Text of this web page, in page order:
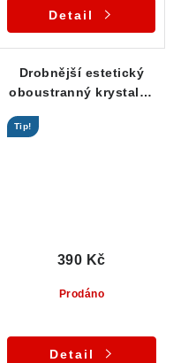
Detail
Drobnější estetický
oboustranný krystalek
Tip!
Prodáno
390 Kč
Detail